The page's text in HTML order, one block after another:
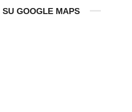
GOOGLE MAPS